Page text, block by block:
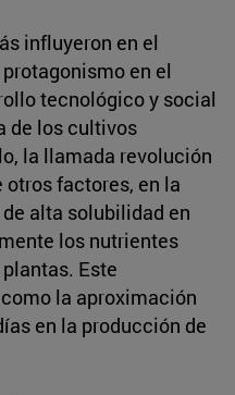
influyeron en el
en el
tecnológico y social
de los cultivos
la llamada revolución
factores, en la
alta solubilidad en
los nutrientes
Este
la aproximación
en la producción de